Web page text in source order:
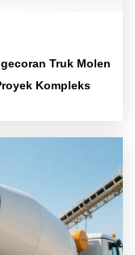
Truk Molen
Kompleks